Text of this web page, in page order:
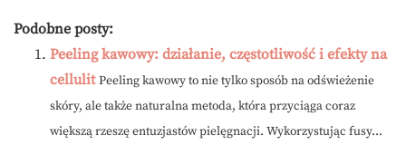
Podobne posty:
Peeling kawowy: działanie, częstotliwość i efekty na
cellulit Peeling kawowy to nie tylko sposób na odświeżenie
skóry, ale także naturalna metoda, która przyciąga coraz
większą rzeszę entuzjastów pielęgnacji. Wykorzystując fusy...